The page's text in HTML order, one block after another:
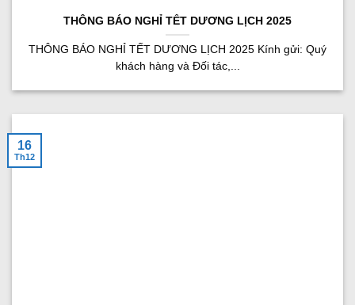
THÔNG BÁO NGHỈ TẾT DƯƠNG LỊCH 2025
THÔNG BÁO NGHỈ TẾT DƯƠNG LỊCH 2025 Kính gửi: Quý
khách hàng và Đối tác,...
16
Th12